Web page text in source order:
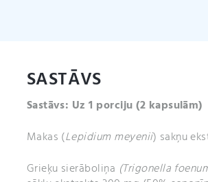
SASTĀVS
Sastāvs: Uz 1 porciju(2 kapsulām)
Makas (Lepidium meyenii) sakņu
Grieķu sierāboliņa (Trigonella